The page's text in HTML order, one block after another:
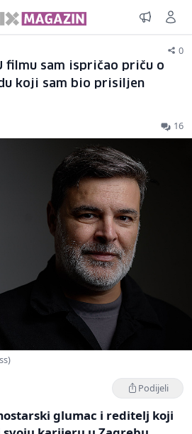
0
filmu sam ispričao priču o
koji sam bio prisiljen
16
Podijeli
glumac i reditelj koji